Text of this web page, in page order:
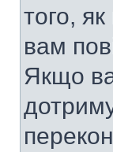
того,
вам
Якщо